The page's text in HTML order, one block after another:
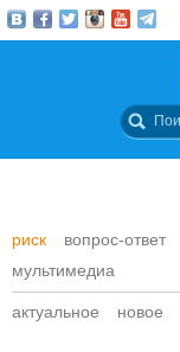
риск вопрос-ответ
мультимедиа
актуальное новое